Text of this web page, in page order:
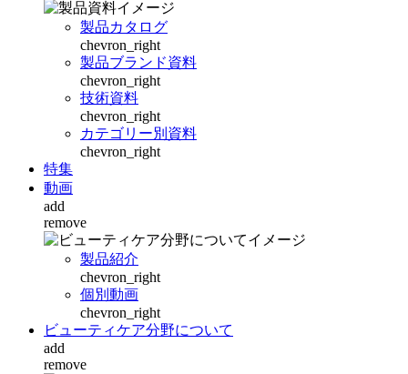
製品カタログ
chevron_right
製品ブランド資料
chevron_right
技術資料
chevron_right
カテゴリー別資料
chevron_right
特集
動画
add
remove
製品紹介
chevron_right
個別動画
chevron_right
ビューティケア分野について
add
remove